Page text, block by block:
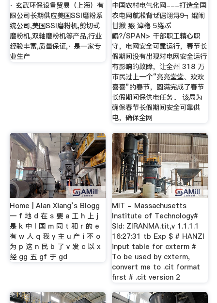
· 玄武环保设备贸易（上海）有
限公司长期供应美国SSI磨粉系
统公司,美国SSI磨粉机,剪切式
磨粉机,双轴磨粉机等产品,行业
经验丰富,质量保证,· 是一家专
业生产
中国农村电气化网---打造全国
农电网航凇背ぜ倨诩浔9┑绲闹
甘揪 瘢 淖橹 5绻ぷ
鳎?/SPAN> 干部职工精心职
守，电网安全可靠运行，春节长
假期间没有出现对电网安全运行
有影响的故障，让全州 318 万
市民过上一个“亮亮堂堂、欢欢
喜喜”的春节，圆满完成了春节
长假期间保供电任务。 该局为
确保春节长假期间安全可靠供
电，确保全网
Home | Alan Xiang’s Blogg
一 f 地 d 在 s 要 a 工 h 上 j
是 k 中 l 国 m 同 t 和 r 的 e
有 w 人 q 我 y 主 u 产 i 不 o
为 p 这 n 民 b 了 v 发 c 以 x
经 gg 五 gf 于 gd
MIT - Massachusetts
Institute of Technology#
$Id: ZIRANMA.tit,v 1.1.1.1
16:27:31 tb Exp $ # HANZI
input table for cxterm #
To be used by cxterm,
convert me to .cit format
first # .cit version 2